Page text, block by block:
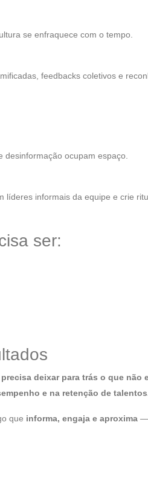
se enfraquece com o tempo.
feedbacks coletivos e
ocupam espaço.
informais da equipe e crie
ser:
precisa deixar para trás o que não
e na retenção de
que informa, engaja e aproxima —